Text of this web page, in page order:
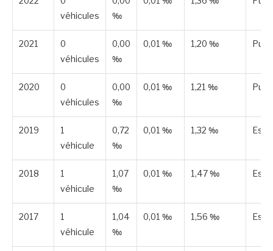
véhicules
‰
2021
0
véhicules
0,00
‰
0,01 ‰ 1,20 ‰
2020
0
véhicules
0,00
‰
0,01 ‰ 1,21 ‰
2019
1
véhicule
0,72
‰
0,01 ‰ 1,32 ‰
2018
1
véhicule
1,07
‰
0,01 ‰ 1,47 ‰
2017
1
véhicule
1,04
‰
0,01 ‰ 1,56 ‰